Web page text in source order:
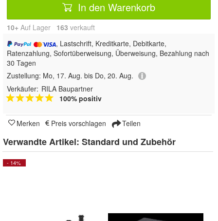
In den Warenkorb
10+ Auf Lager 163 verkauft
, Lastschrift, Kreditkarte, Debitkarte,
Ratenzahlung, Sofortüberweisung, Überweisung, Bezahlung nach
30 Tagen
Zustellung: Mo, 17. Aug. bis Do, 20. Aug.
Verkäufer: RILA Baupartner
100% positiv
Merken Preis vorschlagen Teilen
Verwandte Artikel: Standard und Zubehör
- 14%